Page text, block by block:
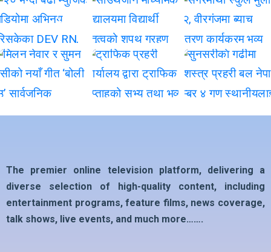
The premier online television platform, delivering a
diverse selection of high-quality content, including
entertainment programs, feature films, news coverage,
talk shows, live events, and much more…….